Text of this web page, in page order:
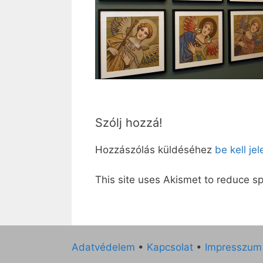
Szólj hozzá!
Hozzászólás küldéséhez be kell
This site uses Akismet to reduce
Adatvédelem • Kapcsolat • Impresszum